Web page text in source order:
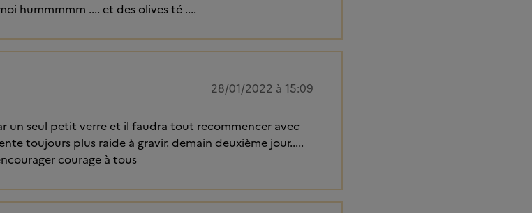
hummmmm .... et des olives té ....
28/01/2022 à 15:09
un seul petit verre et il faudra tout recommencer avec
toujours plus raide à gravir. demain deuxième jour.....
courage à tous